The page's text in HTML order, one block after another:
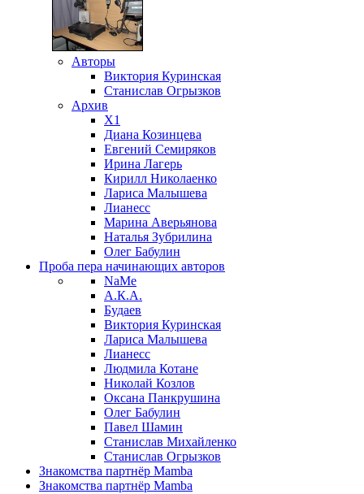
Авторы
Виктория Куринская
Станислав Огрызков
Архив
X1
Диана Козинцева
Евгений Семиряков
Ирина Лагерь
Кирилл Николаенко
Лариса Малышева
Лианесс
Марина Аверьянова
Наталья Зубрилина
Олег Бабулин
Проба пера начинающих авторов
NaMe
А.К.А.
Будаев
Виктория Куринская
Лариса Малышева
Лианесс
Людмила Котане
Николай Козлов
Оксана Панкрушина
Олег Бабулин
Павел Шамин
Станислав Михайленко
Станислав Огрызков
Знакомства партнёр Mamba
Знакомства партнёр Mamba